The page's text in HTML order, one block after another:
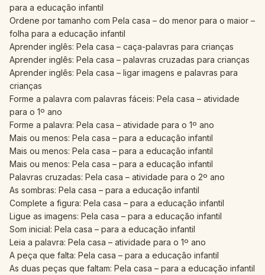
para a educação infantil
Ordene por tamanho com Pela casa – do menor para o maior –
folha para a educação infantil
Aprender inglês: Pela casa – caça-palavras para crianças
Aprender inglês: Pela casa – palavras cruzadas para crianças
Aprender inglês: Pela casa – ligar imagens e palavras para
crianças
Forme a palavra com palavras fáceis: Pela casa – atividade
para o 1º ano
Forme a palavra: Pela casa – atividade para o 1º ano
Mais ou menos: Pela casa – para a educação infantil
Mais ou menos: Pela casa – para a educação infantil
Mais ou menos: Pela casa – para a educação infantil
Palavras cruzadas: Pela casa – atividade para o 2º ano
As sombras: Pela casa – para a educação infantil
Complete a figura: Pela casa – para a educação infantil
Ligue as imagens: Pela casa – para a educação infantil
Som inicial: Pela casa – para a educação infantil
Leia a palavra: Pela casa – atividade para o 1º ano
A peça que falta: Pela casa – para a educação infantil
As duas peças que faltam: Pela casa – para a educação infantil